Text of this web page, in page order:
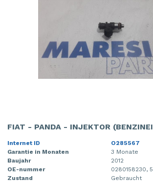
FIAT - PANDA - INJEKTOR
Internet ID
O285567
Garantie in Monaten
3 Monate
Baujahr
2012
OE-nummer
0280158230,
Zustand
Gebraucht